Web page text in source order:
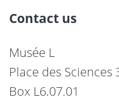
Contact us
Musée L
Place des Sciences
Box L6.07.01